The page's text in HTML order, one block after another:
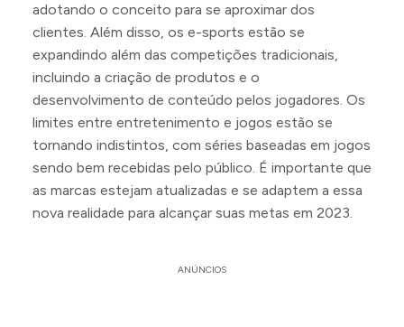
adotando o conceito para se aproximar dos
clientes. Além disso, os e-sports estão se
expandindo além das competições tradicionais,
incluindo a criação de produtos e o
desenvolvimento de conteúdo pelos jogadores. Os
limites entre entretenimento e jogos estão se
tornando indistintos, com séries baseadas em jogos
sendo bem recebidas pelo público. É importante que
as marcas estejam atualizadas e se adaptem a essa
nova realidade para alcançar suas metas em 2023.
ANÚNCIOS